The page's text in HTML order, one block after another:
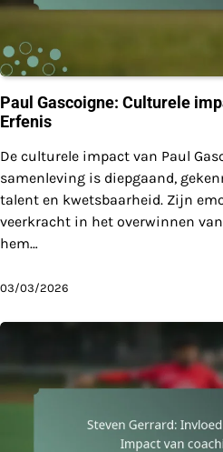
Paul Gascoigne: Culturele
Erfenis
De culturele impact van Paul
samenleving is diepgaand,
talent en kwetsbaarheid. Zijn
veerkracht in het overwinnen
hem…
03/03/2026